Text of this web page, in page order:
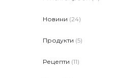
Новини (24)
Продукти (5)
Рецепти (11)